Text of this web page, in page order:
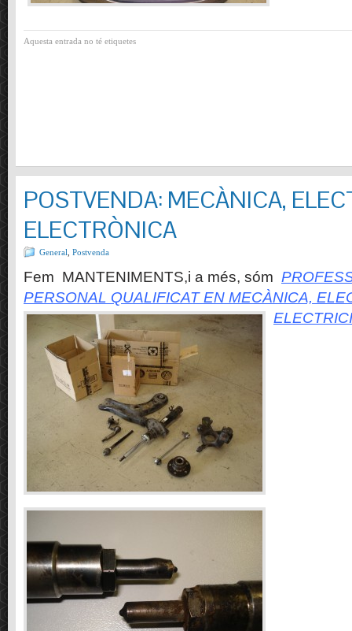
Aquesta entrada no té etiquetes
POSTVENDA: MECÀNICA,
ELECTRÒNICA
General Postvenda
Fem MANTENIMENTS,i a més, sóm
PERSONAL QUALIFICAT EN MECÀNICA,